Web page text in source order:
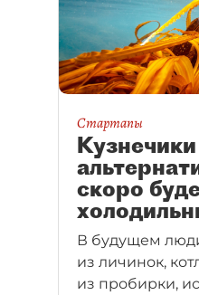
Стартапы
скоро
В будущем
из личинок,
из пробирки,